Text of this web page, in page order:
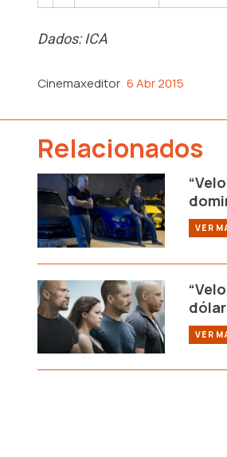
Dados: ICA
Cinemaxeditor 6 Abr 2015
Relacionados
VER
VER